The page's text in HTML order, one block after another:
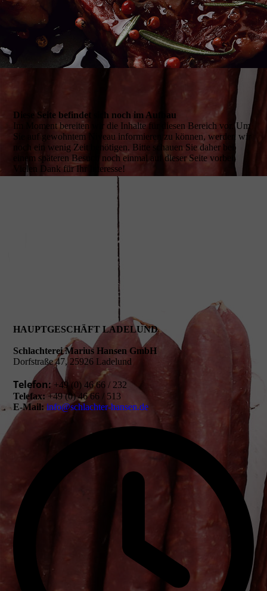
Diese Seite befindet sich noch im Aufbau
Im Moment bereiten wir die Inhalte für diesen Bereich vor. Um
Sie auf gewohntem Niveau informieren zu können, werden wir
noch ein wenig Zeit benötigen. Bitte schauen Sie daher bei
einem späteren Besuch noch einmal auf dieser Seite vorbei.
Vielen Dank für Ihr Interesse!
HAUPTGESCHÄFT LADELUND
Schlachterei Marius Hansen GmbH
Dorfstraße 47, 25926 Ladelund
Telefon: +49 (0) 46 66 / 232
Telefax: +49 (0) 46 66 / 513
E-Mail: info@schlachter-hansen.de